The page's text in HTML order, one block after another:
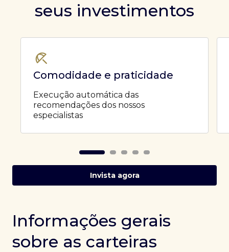
seus investimentos
Comodidade e praticidade
Execução automática das
recomendações dos nossos
especialistas
Invista agora
Informações gerais
sobre as carteiras